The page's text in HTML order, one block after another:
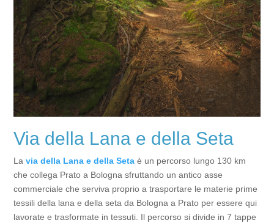
Via della Lana e della Seta
La via della Lana e della Seta è un percorso lungo 130 km
che collega Prato a Bologna sfruttando un antico asse
commerciale che serviva proprio a trasportare le materie prime
tessili della lana e della seta da Bologna a Prato per essere qui
lavorate e trasformate in tessuti. Il percorso si divide in 7 tappe